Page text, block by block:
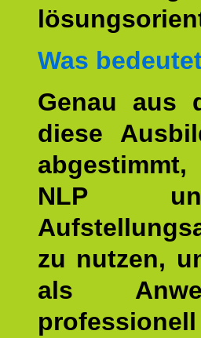
Was
Genau aus
diese
NLP
zu nutzen,
als